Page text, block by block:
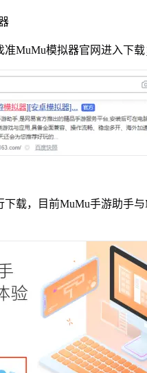
MuMu模拟器官网进入下载
下载，目前MuMu手游助手